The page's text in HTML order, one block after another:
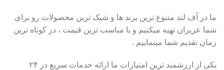
ما در آف لند متنوع ترین برند ها و شیک ترین محصولات رو برای
شما عزیزان تهیه میکنیم و با مناسب ترین قیمت ، در کوتاه ترین
زمان تقدیم شما مینماییم .
یکی از ارزشمند ترین امتیازات ما ارائه خدمات سریع در ۲۴